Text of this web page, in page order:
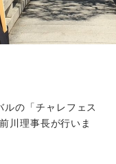
ルの「 チャレフェス
川理事長が行いま